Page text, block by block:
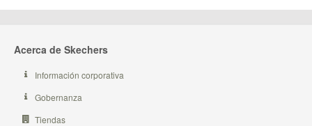
Acerca de Skechers
Información corporativa
Gobernanza
Tiendas